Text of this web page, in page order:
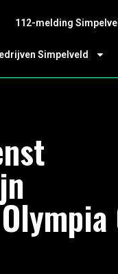
112-melding
Simpelveld